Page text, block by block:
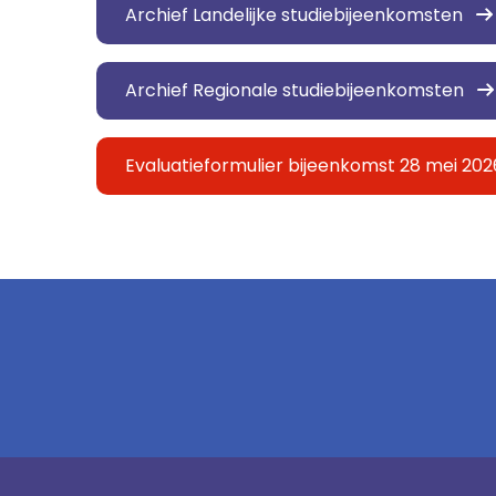
Archief Landelijke studiebijeenkomsten
Archief Regionale studiebijeenkomsten
Evaluatieformulier bijeenkomst 28 mei